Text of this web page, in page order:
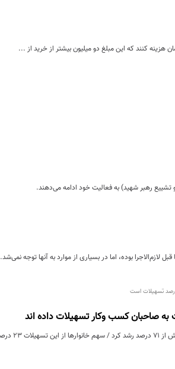
بوده، اما در بسیاری از موارد به آنها توجه نمی‌شد.
است.